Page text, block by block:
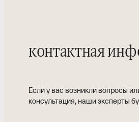
контактная
Если у вас возникли вопросы
консультация, наши эксперты